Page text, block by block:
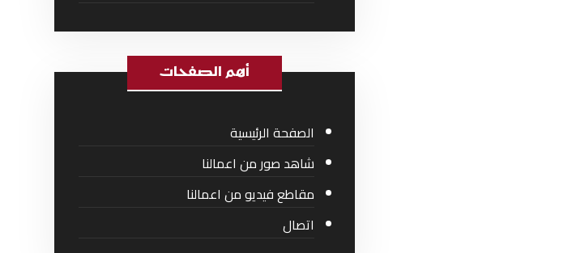
أهم الصفحات
الصفحة الرئيسية
شاهد صور من اعمالنا
مقاطع فيديو من اعمالنا
اتصال